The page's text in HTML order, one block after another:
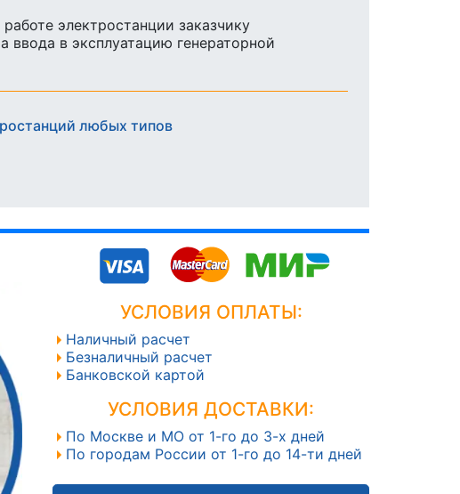
электростанции заказчику
ввода в эксплуатацию генераторной
любых типов
УСЛОВИЯ ОПЛАТЫ:
Наличный расчет
Безналичный расчет
Банковской картой
УСЛОВИЯ ДОСТАВКИ:
По Москве и МО от 1-го до 3-х дней
По городам России от 1-го до 14-ти дней